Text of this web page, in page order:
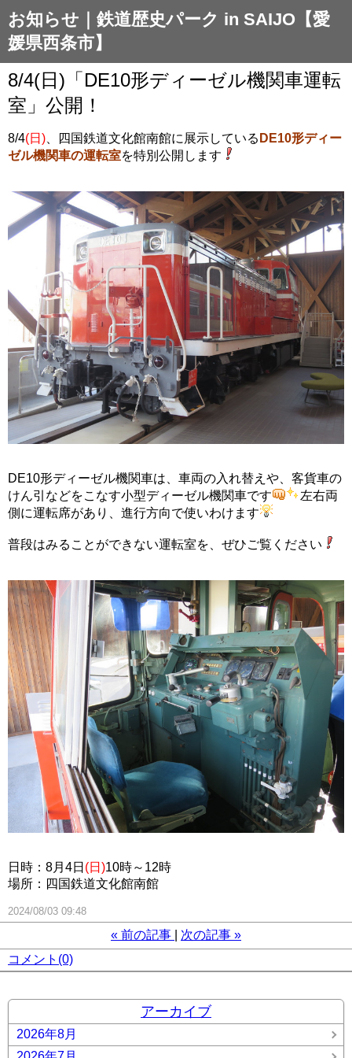
お知らせ｜鉄道歴史パーク in SAIJO【愛
媛県西条市】
8/4(日)「DE10形ディーゼル機関車運転
室」公開！
8/4(日) 、四国鉄道文化館南館に展示している DE10形ディー
ゼル機関車の運転室を特別公開します
DE10形ディーゼル機関車は、車両の入れ替えや、客貨車の
けん引などをこなす小型ディーゼル機関車です
左右両
側に運転席があり、進行方向で使いわけます
普段はみることができない運転室を、ぜひご覧ください
日時：8月4日 (日)10時～12時
場所：四国鉄道文化館南館
2024/08/03 09:48
« 前の記事 次の記事 »
コメント(0)
アーカイブ
2026年8月